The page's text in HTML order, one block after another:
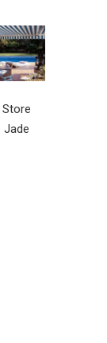
Store
Jade